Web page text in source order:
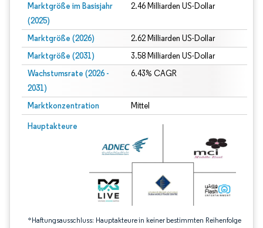
Marktgröße im Basisjahr
(2025)
2.46 Milliarden US-Dollar
Marktgröße (2026) 2.62 Milliarden US-Dollar
Marktgröße (2031) 3.58 Milliarden US-Dollar
Wachstumsrate (2026 -
2031)
6.43% CAGR
Marktkonzentration Mittel
Hauptakteure
*Haftungsausschluss: Hauptakteure in keiner bestimmten Reihenfolge
Bild © Mordor Intelligence. Wiederverwendung erfordert Namensnennung